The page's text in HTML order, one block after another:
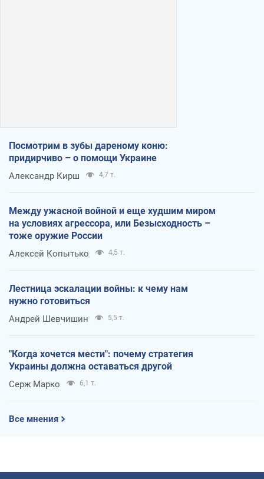
Посмотрим в зубы дареному коню:
придирчиво – о помощи Украине
Александр Кирш 4,7 т.
Между ужасной войной и еще худшим миром
на условиях агрессора, или Безысходность –
тоже оружие России
Алексей Копытько 4,5 т.
Лестница эскалации войны: к чему нам
нужно готовиться
Андрей Шевчишин 5,5 т.
"Когда хочется мести": почему стратегия
Украины должна оставаться другой
Серж Марко 6,1 т.
Все мнения